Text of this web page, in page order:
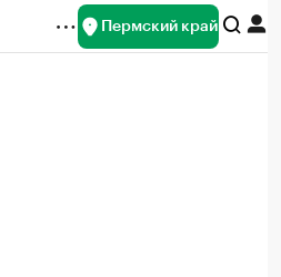
Пермский край